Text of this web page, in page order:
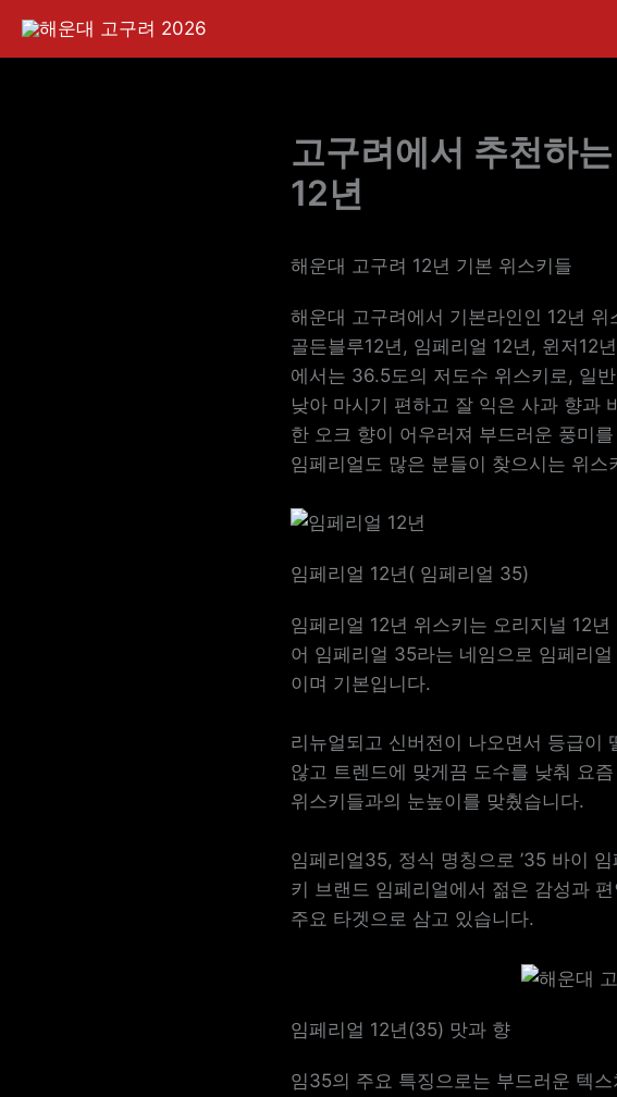
고구려에서 추천하
12년
해운대 고구려 12년 기본 위스키들
해운대 고구려에서 기본라인인 12년
골든블루12년, 임페리얼 12년, 윈저12
에서는 36.5도의 저도수 위스키로, 일
낮아 마시기 편하고 잘 익은 사과 향과
한 오크 향이 어우러져 부드러운 풍미
임페리얼도 많은 분들이 찾으시는 위스
임페리얼 12년( 임페리얼 35)
임페리얼 12년 위스키는 오리지널 12
어 임페리얼 35라는 네임으로 임페리
이며 기본입니다.
리뉴얼되고 신버전이 나오면서 등급이
않고 트렌드에 맞게끔 도수를 낮춰 요
위스키들과의 눈높이를 맞췄습니다.
임페리얼35, 정식 명칭으로 ’35 바이
키 브랜드 임페리얼에서 젊은 감성과
주요 타겟으로 삼고 있습니다.
임페리얼 12년(35) 맛과 향
임35의 주요 특징으로는 부드러운 텍